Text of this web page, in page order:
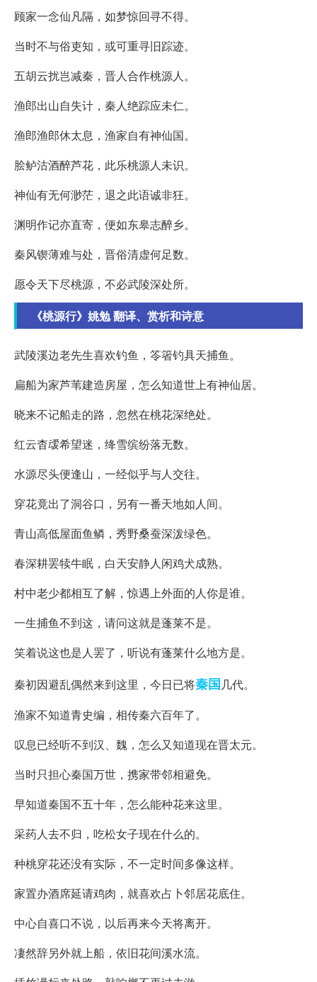
顾家一念仙凡隔，如梦惊回寻不得。
当时不与俗吏知，或可重寻旧踪迹。
五胡云扰岂减秦，晋人合作桃源人。
渔郎出山自失计，秦人绝踪应未仁。
渔郎渔郎休太息，渔家自有神仙国。
脍鲈沽酒醉芦花，此乐桃源人未识。
神仙有无何渺茫，退之此语诚非狂。
渊明作记亦直寄，便如东皋志醉乡。
秦风锲薄难与处，晋俗清虚何足数。
愿令天下尽桃源，不必武陵深处所。
《桃源行》姚勉 翻译、赏析和诗意
武陵溪边老先生喜欢钓鱼，笭箵钓具天捕鱼。
扁船为家芦苇建造房屋，怎么知道世上有神仙居。
晓来不记船走的路，忽然在桃花深绝处。
红云杳叆希望迷，绛雪缤纷落无数。
水源尽头便逢山，一经似乎与人交往。
穿花竟出了洞谷口，另有一番天地如人间。
青山高低屋面鱼鳞，秀野桑蚕深泼绿色。
春深耕罢犊牛眠，白天安静人闲鸡犬成熟。
村中老少都相互了解，惊遇上外面的人你是谁。
一生捕鱼不到这，请问这就是蓬莱不是。
笑着说这也是人罢了，听说有蓬莱什么地方是。
秦初因避乱偶然来到这里，今日已将秦国几代。
渔家不知道青史编，相传秦六百年了。
叹息已经听不到汉、魏，怎么又知道现在晋太元。
当时只担心秦国万世，携家带邻相避免。
早知道秦国不五十年，怎么能种花来这里。
采药人去不归，吃松女子现在什么的。
种桃穿花还没有实际，不一定时间多像这样。
家置办酒席延请鸡肉，就喜欢占卜邻居花底住。
中心自喜口不说，以后再来今天将离开。
凄然辞另外就上船，依旧花间溪水流。